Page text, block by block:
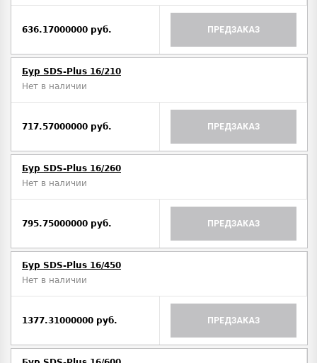
636.17000000 руб. ПРЕДЗАКАЗ
Бур SDS-Plus 16/210
Нет в наличии
717.57000000 руб. ПРЕДЗАКАЗ
Бур SDS-Plus 16/260
Нет в наличии
795.75000000 руб. ПРЕДЗАКАЗ
Бур SDS-Plus 16/450
Нет в наличии
1377.31000000 руб. ПРЕДЗАКАЗ